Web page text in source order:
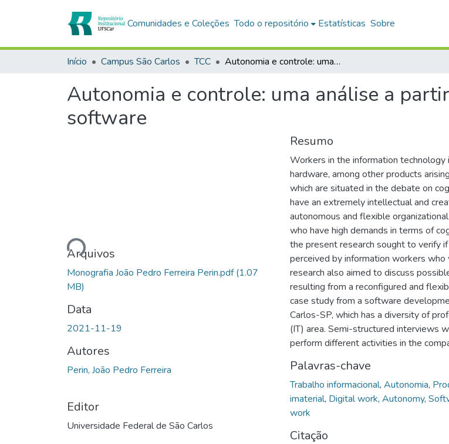
Comunidades e Coleções Todo o repositório Estatísticas Sobre
Início Campus São Carlos TCC Autonomia e controle: uma análise a partir do trabalho de produção de software
Autonomia e controle: uma análise a
software
Carregando...
Arquivos
Monografia João Pedro Ferreira Perin.pdf(1.07
MB)
Data
2021-11-19
Autores
Perin, João Pedro Ferreira
Editor
Universidade Federal de São Carlos
Resumo
Workers in the information
hardware, among other products
which are situated in the debate on
have an extremely intellectual and
autonomous and flexible
who have high demands in terms of
the present research sought to verify
perceived by information workers
research also aimed to discuss
resulting from a reconfigured and
case study from a software
Carlos-SP, which has a diversity of
(IT) area. Semi-structured interviews
perform different activities in the
Palavras-chave
Trabalho informacional, Autonomia,
imaterial, Digital work, Autonomy,
work
Citação